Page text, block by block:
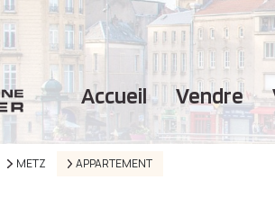
accueil vendre
METZ APPARTEMENT